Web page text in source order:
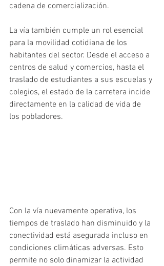
cadena de comercialización.
La vía también cumple un rol esencial
para la movilidad cotidiana de los
habitantes del sector. Desde el acceso a
centros de salud y comercios, hasta el
traslado de estudiantes a sus escuelas y
colegios, el estado de la carretera incide
directamente en la calidad de vida de
los pobladores.
Con la vía nuevamente operativa, los
tiempos de traslado han disminuido y la
conectividad está asegurada incluso en
condiciones climáticas adversas. Esto
permite no solo dinamizar la actividad